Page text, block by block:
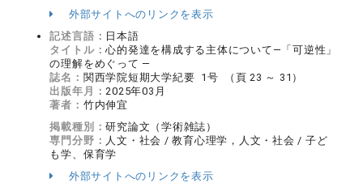
外部サイトへのリンクを表示
記述言語： 日本語
タイトル：心的発達を構成する主体について―「可逆性」
の理解をめぐって ―
誌名： 関西学院短期大学紀要 1号 （頁 23 ～ 31）
出版年月：2025年03月
著者： 竹内伸宜
掲載種別：研究論文（学術雑誌）
専門分野： 人文・社会 / 教育心理学，人文・社会 / 子ど
も学、保育学
外部サイトへのリンクを表示